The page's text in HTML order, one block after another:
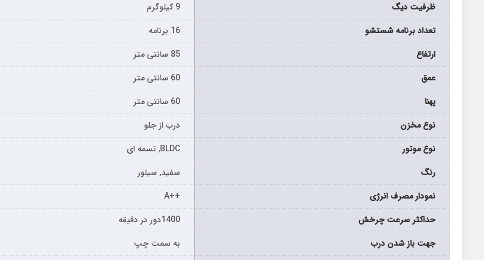
ظرفیت دیگ
9 کیلوگرم
تعداد برنامه شستشو
16 برنامه
ارتفاع
85 سانتی متر
عمق
60 سانتی متر
پهنا
60 سانتی متر
نوع مخزن
درب از جلو
نوع موتور
BLDC, تسمه ای
رنگ
سفید, سیلور
نمودار مصرف انرژی
++A
حداکثر سرعت چرخش
1400دور در دقیقه
جهت باز شدن درب
به سمت چپ